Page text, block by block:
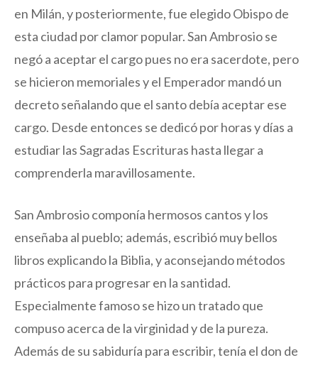
en Milán, y posteriormente, fue elegido Obispo de
esta ciudad por clamor popular. San Ambrosio se
negó a aceptar el cargo pues no era sacerdote, pero
se hicieron memoriales y el Emperador mandó un
decreto señalando que el santo debía aceptar ese
cargo. Desde entonces se dedicó por horas y días a
estudiar las Sagradas Escrituras hasta llegar a
comprenderla maravillosamente.
San Ambrosio componía hermosos cantos y los
enseñaba al pueblo; además, escribió muy bellos
libros explicando la Biblia, y aconsejando métodos
prácticos para progresar en la santidad.
Especialmente famoso se hizo un tratado que
compuso acerca de la virginidad y de la pureza.
Además de su sabiduría para escribir, tenía el don de